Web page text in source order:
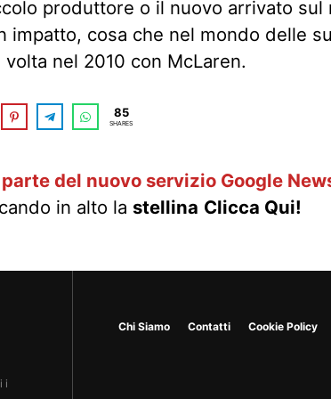
produttore o il nuovo arrivato sul
impatto, cosa che nel mondo delle
volta nel 2010 con McLaren.
85
SHARES
del nuovo servizio Google
in alto la stellina Clicca Qui!
i
Chi Siamo Contatti Cookie Policy